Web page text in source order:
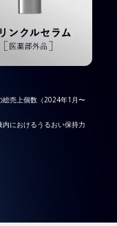
売上個数（2024年1月〜
におけるうるおい保持力